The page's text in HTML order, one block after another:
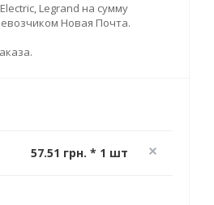
Legrand на сумму
Новая Почта.
57.51 грн. * 1 шт